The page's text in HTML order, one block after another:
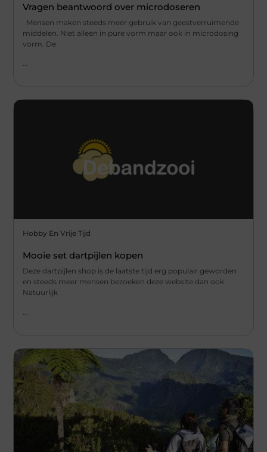
Vragen beantwoord over microdoseren
Mensen maken steeds meer gebruik van geestverruimende
middelen. Niet alleen in pure vorm maar ook in microdosing
vorm. De
...
Hobby En Vrije Tijd
Mooie set dartpijlen kopen
Deze dartpijlen shop is de laatste tijd erg populair geworden
en steeds meer mensen bezoeken deze website dan ook.
Natuurlijk